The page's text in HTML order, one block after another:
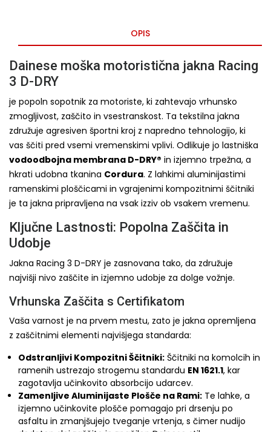
OPIS
Dainese moška motoristična jakna Racing
3 D-DRY
je popoln sopotnik za motoriste, ki zahtevajo vrhunsko
zmogljivost, zaščito in vsestranskost. Ta tekstilna jakna
združuje agresiven športni kroj z napredno tehnologijo, ki
vas ščiti pred vsemi vremenskimi vplivi. Odlikuje jo lastniška
vodoodbojna membrana D-DRY® in izjemno trpežna, a
hkrati udobna tkanina Cordura. Z lahkimi aluminijastimi
ramenskimi ploščicami in vgrajenimi kompozitnimi ščitniki
je ta jakna pripravljena na vsak izziv ob vsakem vremenu.
Ključne Lastnosti: Popolna Zaščita in
Udobje
Jakna Racing 3 D-DRY je zasnovana tako, da združuje
najvišji nivo zaščite in izjemno udobje za dolge vožnje.
Vrhunska Zaščita s Certifikatom
Vaša varnost je na prvem mestu, zato je jakna opremljena
z zaščitnimi elementi najvišjega standarda:
Odstranljivi Kompozitni Ščitniki: Ščitniki na komolcih in
ramenih ustrezajo strogemu standardu EN 1621.1, kar
zagotavlja učinkovito absorbcijo udarcev.
Zamenljive Aluminijaste Plošče na Rami: Te lahke, a
izjemno učinkovite plošče pomagajo pri drsenju po
asfaltu in zmanjšujejo tveganje vrtenja, s čimer nudijo